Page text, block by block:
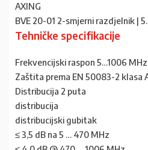
AXING
BVE 20-01 2-smjerni razdjelnik |
Tehničke specifikacije
Frekvencijski raspon 5…1006 MHz
Zaštita prema EN 50083-2 klasa
Distribucija 2 puta
distribucija
distribucijski gubitak
≤ 3,5 dB na 5 … 470 MHz